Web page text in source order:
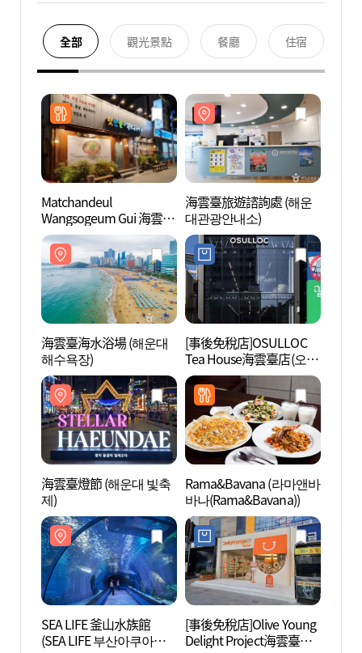
全部 觀光景點 餐廳 住宿
Matchandeul
Wangsogeum Gui 海雲臺
( 맛찬들왕소금구이 해운
대 )
海雲臺旅遊諮詢處 (해운
대관광안내소)
海雲臺海水浴場 (해운대
해수욕장)
[事後免稅店]OSULLOC
Tea House海雲臺店(오설
록티하우스 해운대점)
海雲臺燈節 (해운대 빛축
제)
Rama&Bavana (라마앤바
바나(Rama&Bavana))
SEA LIFE 釜山水族館
(SEA LIFE 부산아쿠아리
[事後免稅店]Olive Young
Delight Project海雲臺店